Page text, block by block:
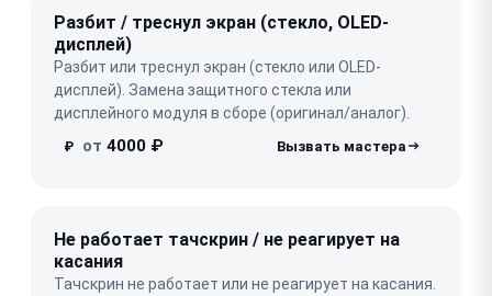
Разбит / треснул экран (стекло, OLED-
дисплей)
Разбит или треснул экран (стекло или OLED-
дисплей). Замена защитного стекла или
дисплейного модуля в сборе (оригинал/аналог).
₽ от 4000 ₽
Не работает тачскрин / не реагирует на
касания
Тачскрин не работает или не реагирует на касания.